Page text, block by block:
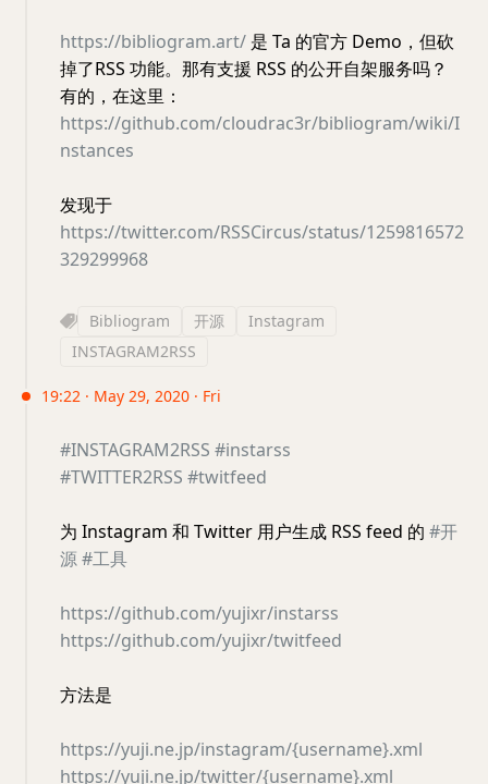
https://bibliogram.art/ 是 Ta 的官方 Demo，但砍
掉了RSS 功能。那有支援 RSS 的公开自架服务吗？
有的，在这里：
https://github.com/cloudrac3r/bibliogram/wiki/I
nstances
发现于
https://twitter.com/RSSCircus/status/1259816572
329299968
Bibliogram 开源
Instagram
INSTAGRAM2RSS
19:22 · May 29, 2020 · Fri
#INSTAGRAM2RSS #instarss
#TWITTER2RSS #twitfeed
为 Instagram 和 Twitter 用户生成 RSS feed 的 #开
源#工具
https://github.com/yujixr/instarss
https://github.com/yujixr/twitfeed
方法是
https://yuji.ne.jp/instagram/{username}.xml
https://yuji.ne.jp/twitter/{username}.xml